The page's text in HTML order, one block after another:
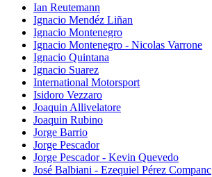
Ian Reutemann
Ignacio Mendéz Liñan
Ignacio Montenegro
Ignacio Montenegro - Nicolas Varrone
Ignacio Quintana
Ignacio Suarez
International Motorsport
Isidoro Vezzaro
Joaquin Allivelatore
Joaquin Rubino
Jorge Barrio
Jorge Pescador
Jorge Pescador - Kevin Quevedo
José Balbiani - Ezequiel Pérez Companc